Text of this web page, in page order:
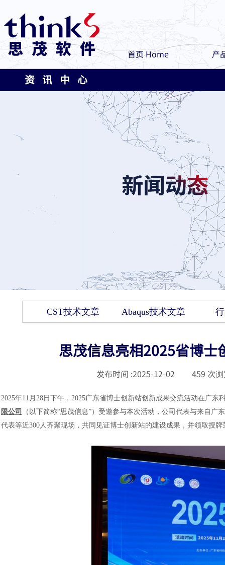
首页 Home 产
资 讯 中 心
CST技术文章 Abaqus技术文章
思茂信息亮相2025省博士
发布时间 :2025-12-02 459 次
2025年11月28日下午，2025广东省博士创新站创新成果交流活动在广
限公司
（以下简称“思茂信息”）受邀参与本次活动，公司代表与来自
代表等近300人齐聚现场，共同见证博士创新站的建设成果，并领取授牌